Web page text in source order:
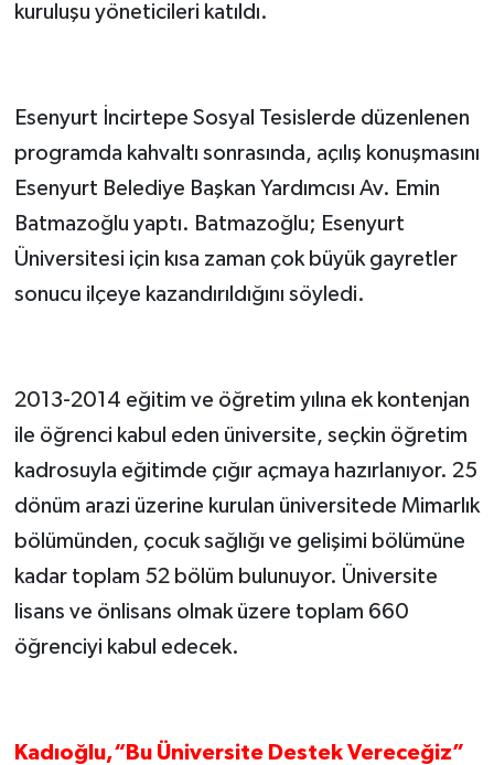
kuruluşu yöneticileri katıldı.
Esenyurt İncirtepe Sosyal Tesislerde düzenlenen
programda kahvaltı sonrasında, açılış konuşmasını
Esenyurt Belediye Başkan Yardımcısı Av. Emin
Batmazoğlu yaptı. Batmazoğlu; Esenyurt
Üniversitesi için kısa zaman çok büyük gayretler
sonucu ilçeye kazandırıldığını söyledi.
2013-2014 eğitim ve öğretim yılına ek kontenjan
ile öğrenci kabul eden üniversite, seçkin öğretim
kadrosuyla eğitimde çığır açmaya hazırlanıyor. 25
dönüm arazi üzerine kurulan üniversitede Mimarlık
bölümünden, çocuk sağlığı ve gelişimi bölümüne
kadar toplam 52 bölüm bulunuyor. Üniversite
lisans ve önlisans olmak üzere toplam 660
öğrenciyi kabul edecek.
Kadıoğlu,“Bu Üniversite Destek Vereceğiz”